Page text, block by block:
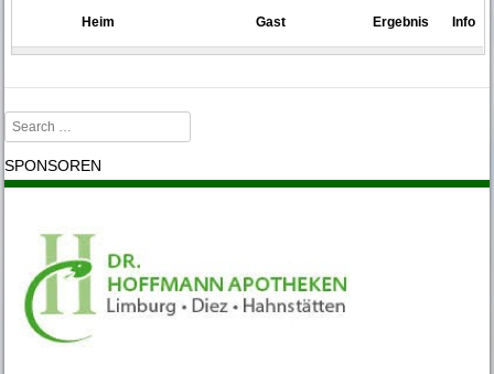
Search
SPONSOREN